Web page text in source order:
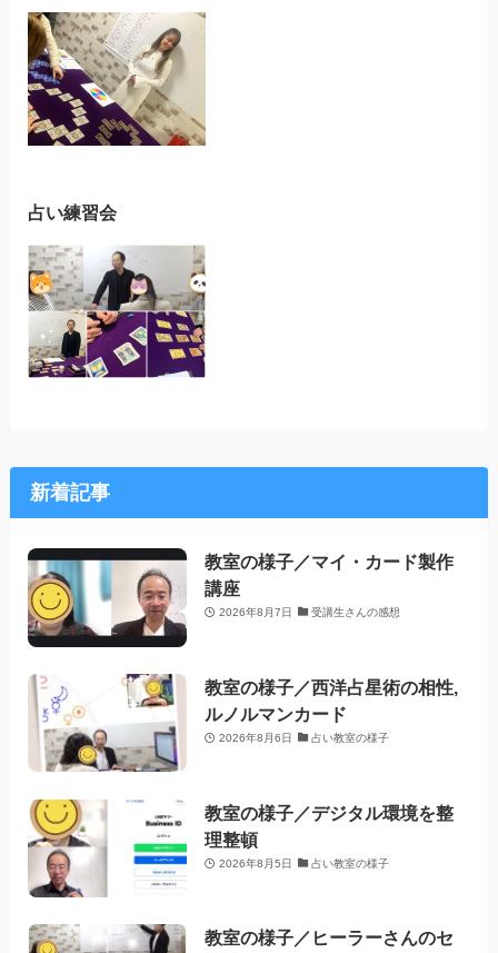
占い練習会
新着記事
教室の様子／マイ・カード製作
講座
2026年8月7日 受講生さんの感想
教室の様子／西洋占星術の相性,
ルノルマンカード
2026年8月6日 占い教室の様子
教室の様子／デジタル環境を整
理整頓
2026年8月5日 占い教室の様子
教室の様子／ヒーラーさんのセ